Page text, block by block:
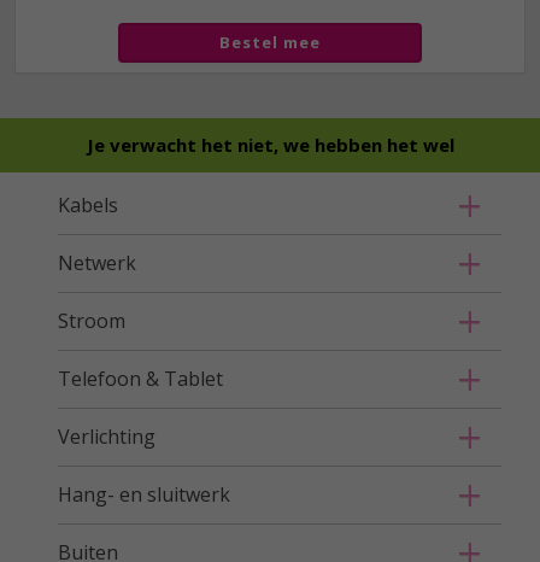
Bestel mee
Je verwacht het niet, we hebben het wel
Kabels
Netwerk
Stroom
Telefoon & Tablet
Verlichting
Hang- en sluitwerk
Buiten